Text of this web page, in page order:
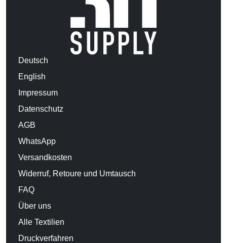
Deutsch
English
Impressum
Datenschutz
AGB
WhatsApp
Versandkosten
Widerruf, Retoure und Umtausch
FAQ
Über uns
Alle Textilien
Druckverfahren